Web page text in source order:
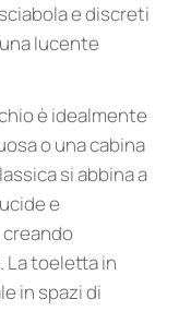
e discreti
lucente
è idealmente
o una cabina
si abbina a
e
La toeletta in
in spazi di